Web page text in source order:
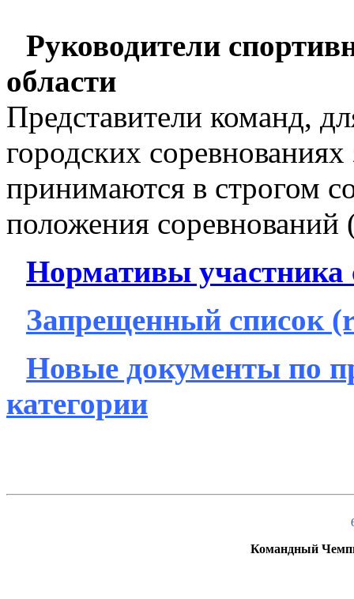
Руководители
области
Представители команд,
городских соревнованиях
принимаются в строгом
положения соревнований
Нормативы участника
Запрещенный список
Новые документы по
категории
Командный